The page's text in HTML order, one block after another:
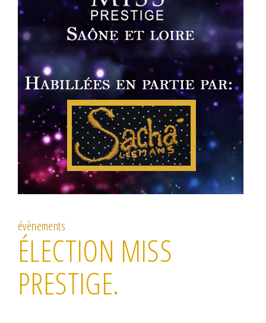
évènements
ÉLECTION MISS
PRESTIGE.